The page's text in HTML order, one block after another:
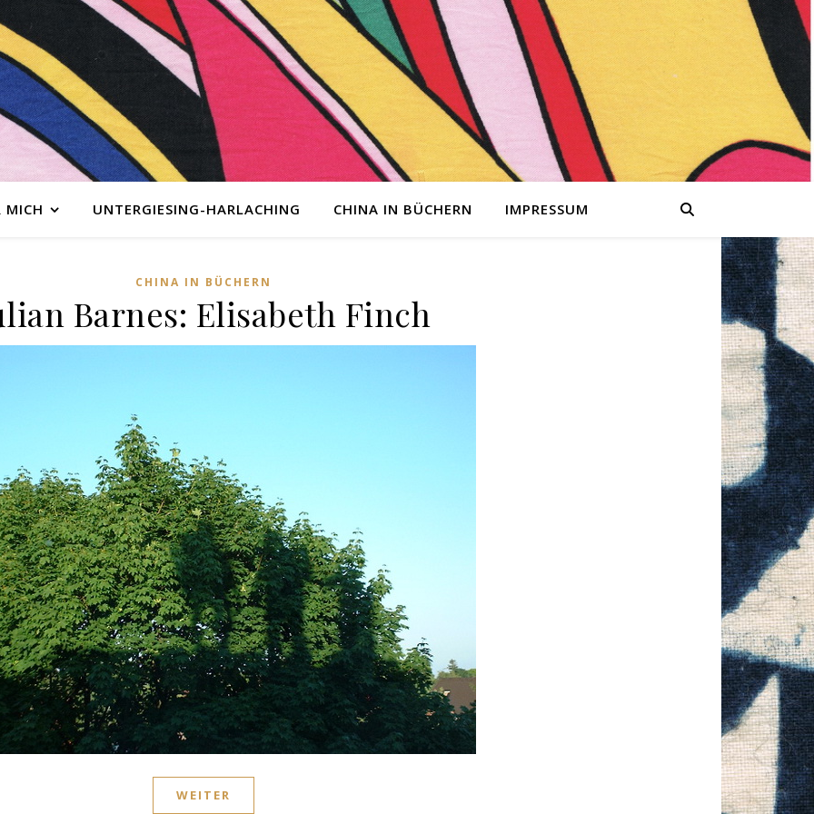
MICH UNTERGIESING-HARLACHING CHINA IN BÜCHERN IMPRESSUM
CHINA IN BÜCHERN
Barnes: Elisabeth Finch
WEITER